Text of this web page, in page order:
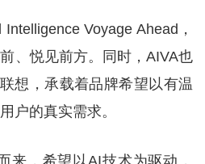
Voyage Ahead，
、悦见前方。同时，AIVA也
想，承载着品牌希望以有温
户的真实需求。